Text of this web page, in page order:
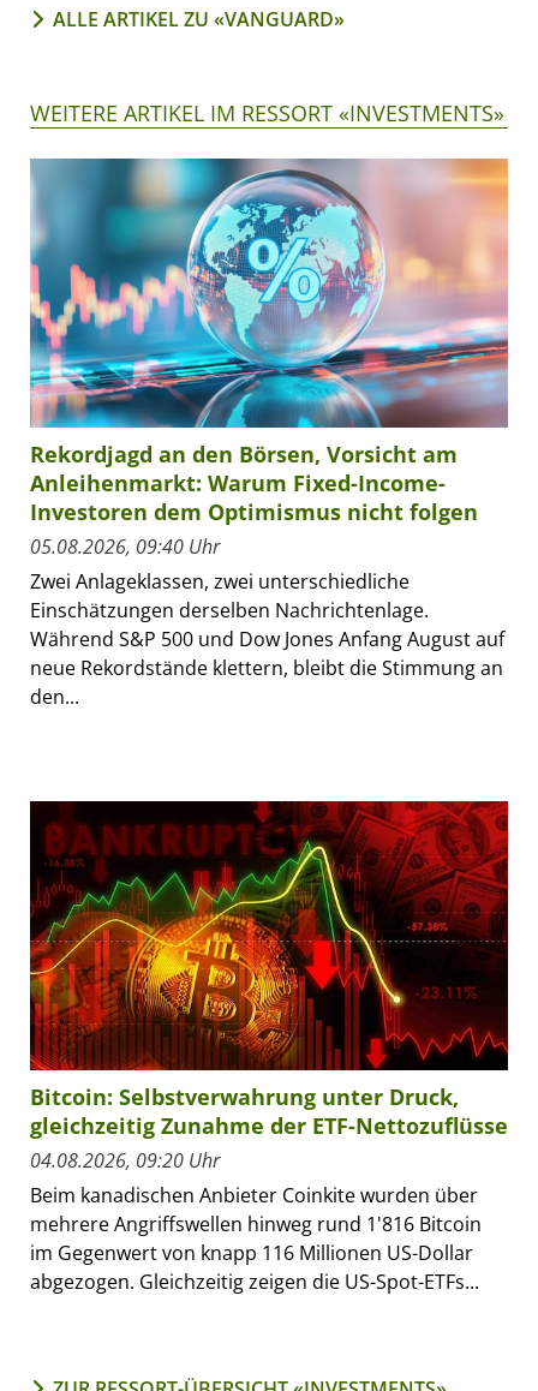
ALLE ARTIKEL ZU «VANGUARD»
WEITERE ARTIKEL IM RESSORT «INVESTMENTS»
Rekordjagd an den Börsen, Vorsicht am
Anleihenmarkt: Warum Fixed-Income-
Investoren dem Optimismus nicht folgen
05.08.2026, 09:40 Uhr
Zwei Anlageklassen, zwei unterschiedliche
Einschätzungen derselben Nachrichtenlage.
Während S&P 500 und Dow Jones Anfang August auf
neue Rekordstände klettern, bleibt die Stimmung an
den...
Bitcoin: Selbstverwahrung unter Druck,
gleichzeitig Zunahme der ETF-Nettozuflüsse
04.08.2026, 09:20 Uhr
Beim kanadischen Anbieter Coinkite wurden über
mehrere Angriffswellen hinweg rund 1'816 Bitcoin
im Gegenwert von knapp 116 Millionen US-Dollar
abgezogen. Gleichzeitig zeigen die US-Spot-ETFs...